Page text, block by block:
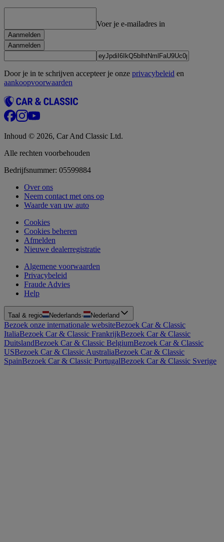
Voer je e-mailadres in
Aanmelden
Aanmelden
Door je in te schrijven accepteer je onze privacybeleid en
aankoopvoorwaarden
Inhoud © 2026, Car And Classic Ltd.
Alle rechten voorbehouden
Bedrijfsnummer: 05599884
Over ons
Neem contact met ons op
Waarde van uw auto
Cookies
Cookies beheren
Afmelden
Nieuwe dealerregistratie
Algemene voorwaarden
Privacybeleid
Fraude Advies
Help
Taal & regio Nederlands· Nederland
Bezoek onze internationale websiteBezoek Car & Classic
ItaliaBezoek Car & Classic FrankrijkBezoek Car & Classic
DuitslandBezoek Car & Classic BelgiumBezoek Car & Classic
USBezoek Car & Classic AustraliaBezoek Car & Classic
SpainBezoek Car & Classic PortugalBezoek Car & Classic Sverige